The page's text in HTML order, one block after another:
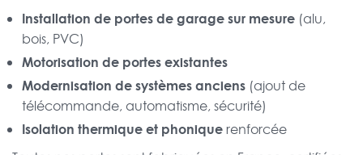
Installation de portes de garage sur mesure (alu,
bois, PVC)
Motorisation de portes existantes
Modernisation de systèmes anciens (ajout de
télécommande, automatisme, sécurité)
Isolation thermique et phoniquerenforcée